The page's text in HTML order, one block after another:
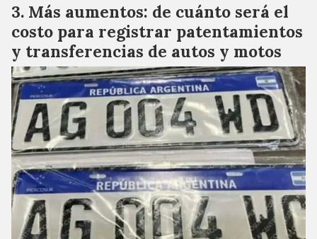
Más aumentos: de cuánto será el
costo para registrar patentamientos
y transferencias de autos y motos